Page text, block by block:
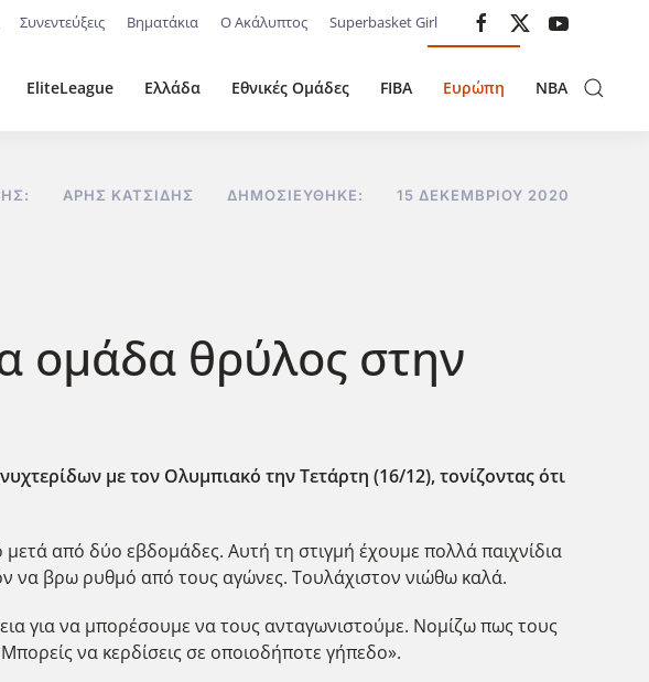
Συνεντεύξεις Βηματάκια Ο Ακάλυπτος Superbasket Girl
EliteLeague Ελλάδα Εθνικές Ομάδες FIBA Ευρώπη NBA
ΆΡΗΣ ΚΑΤΣΊΔΗΣ ΔΗΜΟΣΙΕΎΘΗΚΕ: 15 ΔΕΚΕΜΒΡΊΟΥ 2020
ομάδα θρύλος στην
με τον Ολυμπιακό την Τετάρτη (16/12), τονίζοντας ότι
μετά από δύο εβδομάδες. Αυτή τη στιγμή έχουμε πολλά παιχνίδια
να βρω ρυθμό από τους αγώνες. Τουλάχιστον νιώθω καλά.
για να μπορέσουμε να τους ανταγωνιστούμε. Νομίζω πως τους
να κερδίσεις σε οποιοδήποτε γήπεδο».